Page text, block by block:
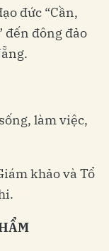
đức “Cần,
đến đông đảo
làm việc,
khảo và Tổ